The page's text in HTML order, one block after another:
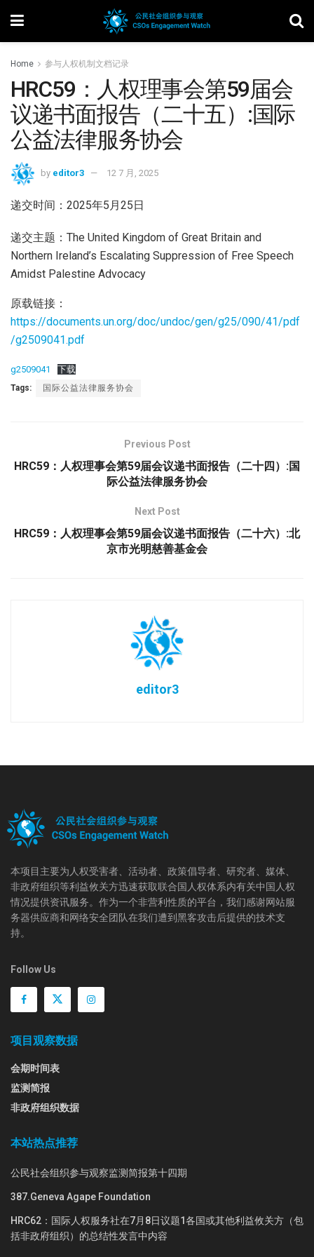
Home 参与人权机制文档记录
HRC59：人权理事会第59届会
议递书面报告（二十五）:国际
公益法律服务协会
by editor3 12 7 月, 2025
递交时间：2025年5月25日
递交主题：The United Kingdom of Great Britain and
Northern Ireland’s Escalating Suppression of Free Speech
Amidst Palestine Advocacy
原载链接：
https://documents.un.org/doc/undoc/gen/g25/090/41/pdf
/g2509041.pdf
g2509041 下载
Tags: 国际公益法律服务协会
Previous Post
HRC59：人权理事会第59届会议递书面报告（二十四）:国
际公益法律服务协会
Next Post
HRC59：人权理事会第59届会议递书面报告（二十六）:北
京市光明慈善基金会
editor3
本项目主要为人权受害者、活动者、政策倡导者、研究者、媒体、
非政府组织等利益攸关方迅速获取联合国人权体系内有关中国人权
情况提供资讯服务。作为一个非营利性质的平台，我们感谢网站服
务器供应商和网络安全团队在我们遭到黑客攻击后提供的技术支
持。
Follow Us
项目观察数据
会期时间表
监测简报
非政府组织数据
本站热点推荐
公民社会组织参与观察监测简报第十四期
387.Geneva Agape Foundation
HRC62：国际人权服务社在7月8日议题1各国或其他利益攸关方（包
括非政府组织）的总结性发言中内容